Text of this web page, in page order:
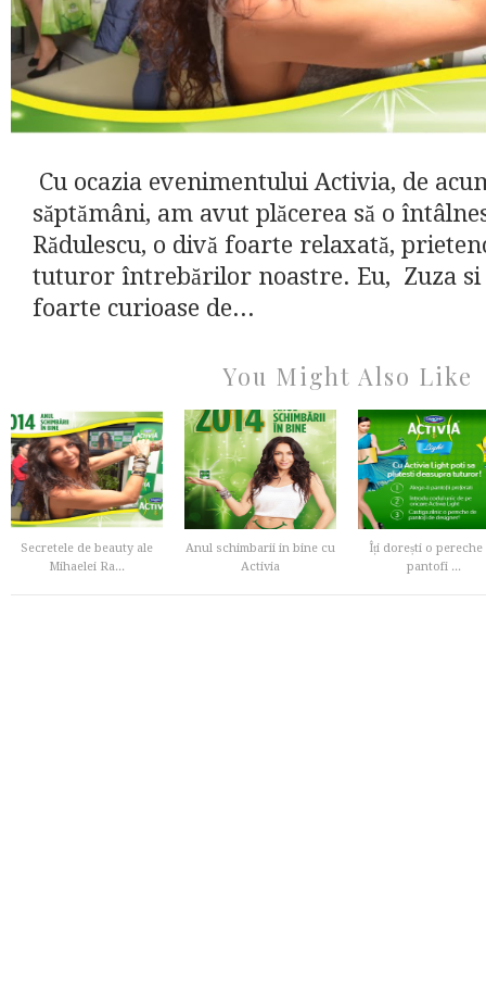
Cu ocazia evenimentului Activia, de
săptămâni, am avut plăcerea să o
Rădulescu, o divă foarte relaxată,
tuturor întrebărilor noastre. Eu, Zuza si
foarte curioase de...
You Might Also Like
Secretele de beauty ale
Mihaelei Ra...
Anul schimbarii in bine cu
Activia
Îți dorești o pereche
pantofi ...